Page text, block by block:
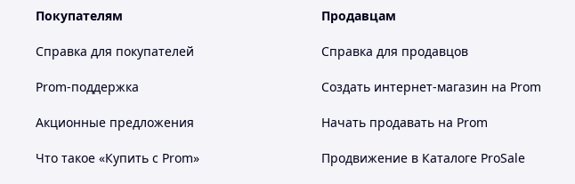
Покупателям
Справка для покупателей
Prom-поддержка
Акционные предложения
Что такое «Купить с Prom»
Продавцам
Справка для продавцов
Создать интернет-магазин на Prom
Начать продавать на Prom
Продвижение в Каталоге ProSale